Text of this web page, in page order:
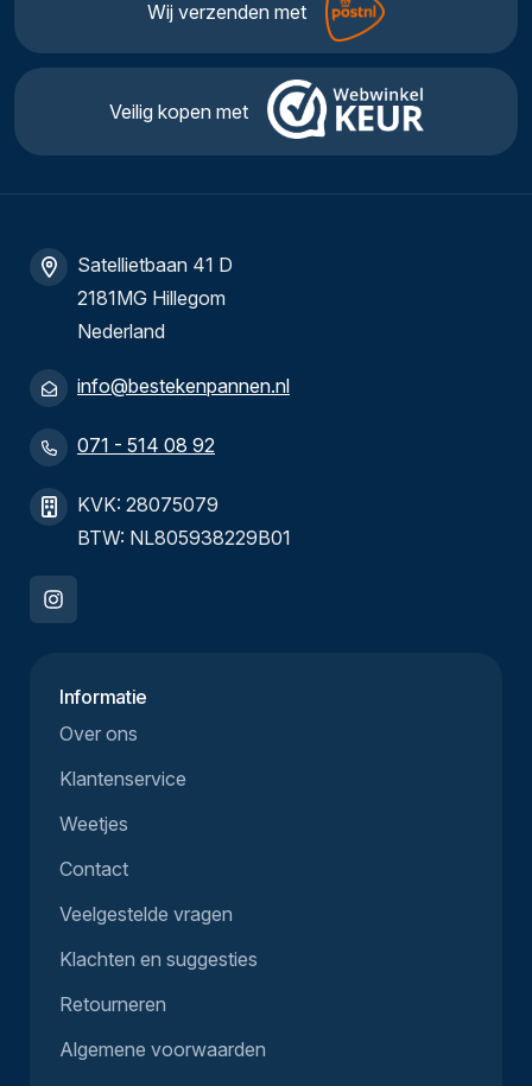
Wij verzenden met
Veilig kopen met
Satellietbaan 41 D
2181MG Hillegom
Nederland
info@bestekenpannen.nl
071 - 514 08 92
KVK: 28075079
BTW: NL805938229B01
Informatie
Over ons
Klantenservice
Weetjes
Contact
Veelgestelde vragen
Klachten en suggesties
Retourneren
Algemene voorwaarden